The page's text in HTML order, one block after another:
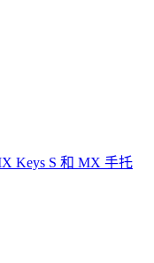
Keys S 和 MX 手托